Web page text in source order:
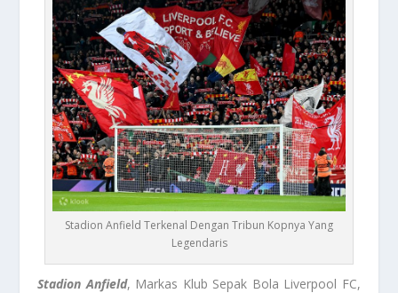
Stadion Anfield Terkenal Dengan Tribun Kopnya Yang
Legendaris
Stadion Anfield, Markas Klub Sepak Bola Liverpool FC,